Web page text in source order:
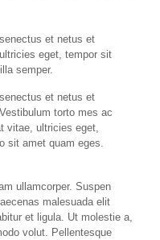
et netus et
eget, tempor sit
semper.
et netus et
torto mes ac
vitae, ultricies eget,
sit amet quam eges.
ullamcorper. Suspen
malesuada elit
et ligula. Ut molestie a,
volut. Pellentesque